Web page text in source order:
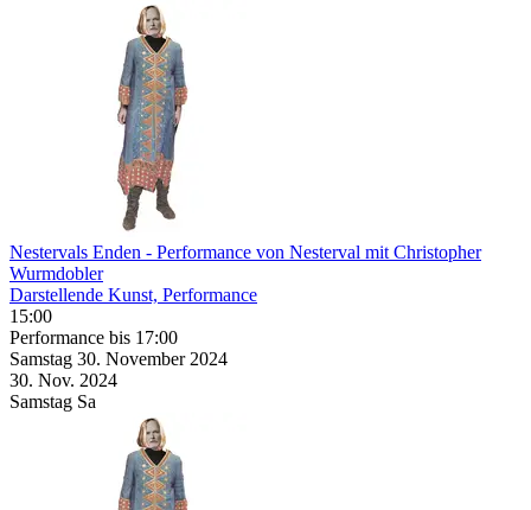
Nestervals Enden - Performance von Nesterval mit Christopher
Wurmdobler
Darstellende Kunst, Performance
15:00
Performance bis 17:00
Samstag 30. November 2024
30. Nov. 2024
Samstag Sa